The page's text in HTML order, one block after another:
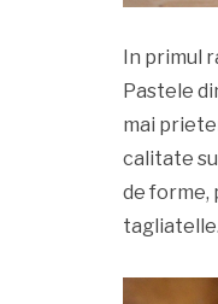
In primul
Pastele
mai
calitate
de forme,
tagliatelle.